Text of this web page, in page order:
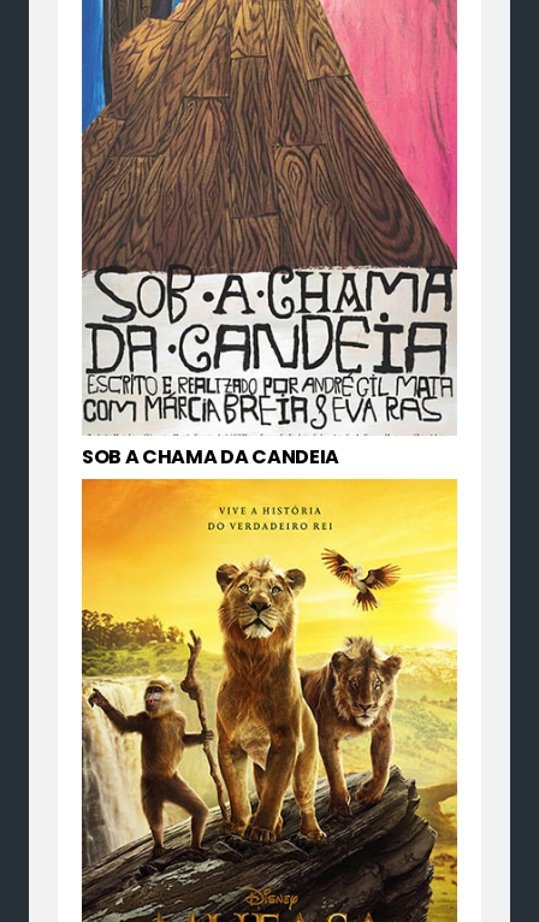
SOB A CHAMA DA CANDEIA